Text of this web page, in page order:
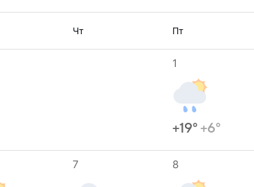
Чт Пт
1
+19°+6°
7 8